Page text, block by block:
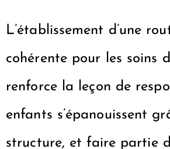
L’établissement d’une
cohérente pour les soins
renforce la leçon de
enfants s’épanouissent
structure, et faire partie